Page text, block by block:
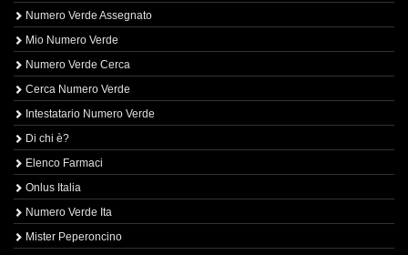
Numero Verde Assegnato
Mio Numero Verde
Numero Verde Cerca
Cerca Numero Verde
Intestatario Numero Verde
Di chi è?
Elenco Farmaci
Onlus Italia
Numero Verde Ita
Mister Peperoncino